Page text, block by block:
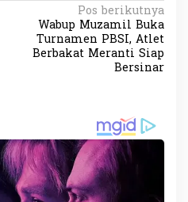
Pos berikutnya
Wabup Muzamil Buka
Turnamen PBSI, Atlet
Berbakat Meranti Siap
Bersinar